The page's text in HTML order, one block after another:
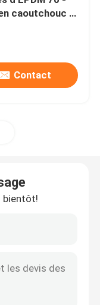
caoutchouc de
80
Contact
bientôt!